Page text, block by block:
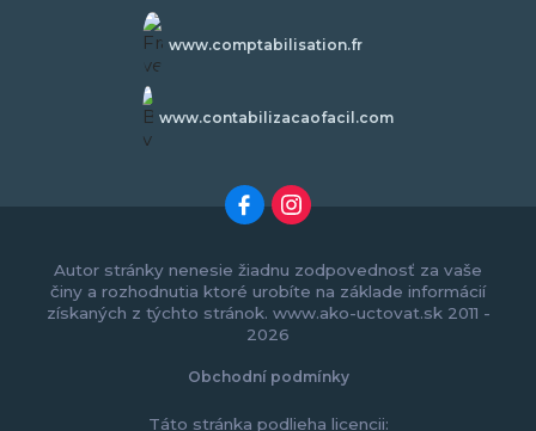
www.comptabilisation.fr
www.contabilizacaofacil.com
Autor stránky nenesie žiadnu zodpovednosť za vaše
činy a rozhodnutia ktoré urobíte na základe informácií
získaných z týchto stránok. www.ako-uctovat.sk 2011 -
2026
Obchodní podmínky
Táto stránka podlieha licencii: